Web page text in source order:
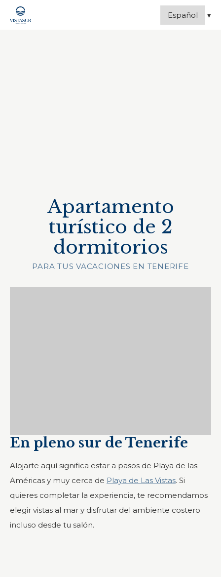
Apartamento
turístico de 2
dormitorios
PARA TUS VACACIONES EN TENERIFE
En pleno sur de Tenerife
Alojarte aquí significa estar a pasos de Playa de las
Américas y muy cerca de Playa de Las Vistas. Si
quieres completar la experiencia, te recomendamos
elegir vistas al mar y disfrutar del ambiente costero
incluso desde tu salón.